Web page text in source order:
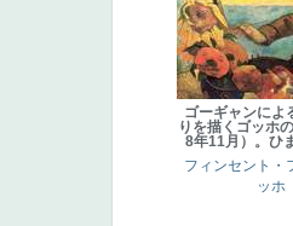
ゴーギャンによ
りを描くゴッホ
8年11月）。ひ
フィンセント・
ッホ